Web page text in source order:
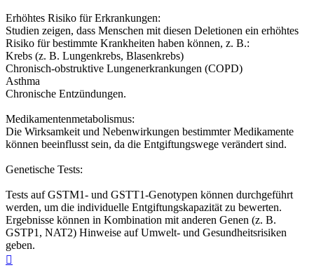
Erhöhtes Risiko für Erkrankungen:
Studien zeigen, dass Menschen mit diesen Deletionen ein erhöhtes
Risiko für bestimmte Krankheiten haben können, z. B.:
Krebs (z. B. Lungenkrebs, Blasenkrebs)
Chronisch-obstruktive Lungenerkrankungen (COPD)
Asthma
Chronische Entzündungen.
Medikamentenmetabolismus:
Die Wirksamkeit und Nebenwirkungen bestimmter Medikamente
können beeinflusst sein, da die Entgiftungswege verändert sind.
Genetische Tests:
Tests auf GSTM1- und GSTT1-Genotypen können durchgeführt
werden, um die individuelle Entgiftungskapazität zu bewerten.
Ergebnisse können in Kombination mit anderen Genen (z. B.
GSTP1, NAT2) Hinweise auf Umwelt- und Gesundheitsrisiken
geben.